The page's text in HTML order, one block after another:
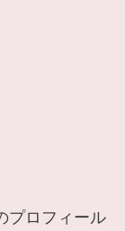
プロフィール